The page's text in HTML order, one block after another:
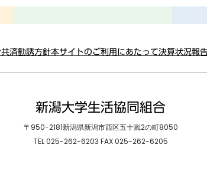
済勧誘方針本サイトのご利用にあたって決算状況報
新潟大学生活協同組合
〒950-2181新潟県新潟市西区五十嵐2の町8050
TEL025-262-6203 FAX 025-262-6205